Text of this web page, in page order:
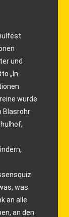
und
„In
wurde
Blasrohr
was
an alle
an den